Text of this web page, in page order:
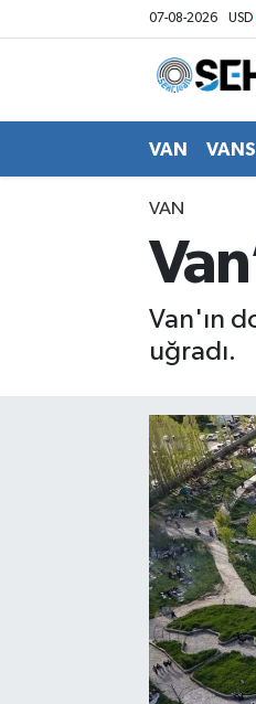
07-08-2026 USD
VAN
VAN
Van'ın
uğradı.
Van Nöbetçi
Van Hava Durumu
Van Trafik Yoğunluk
Süper Lig Puan
Tüm Manşetler
Son Dakika Haberleri
Haber Arşivi